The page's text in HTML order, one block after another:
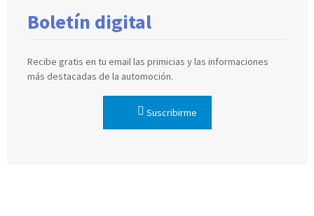
Boletín digital
Recibe gratis en tu email las primicias y las informaciones
más destacadas de la automoción.
Suscribirme